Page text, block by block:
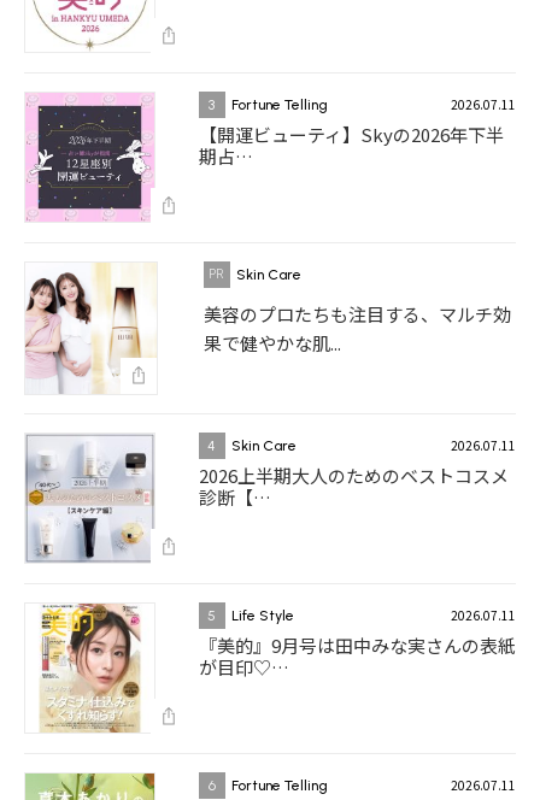
3 Fortune Telling 2026.07.11
【開運ビューティ】Skyの2026年下半
期占…
Skin Care
美容のプロたちも注目する、マルチ効
果で健やかな肌...
4 Skin Care 2026.07.11
2026上半期大人のためのベストコスメ
診断【…
5 Life Style 2026.07.11
『美的』9月号は田中みな実さんの表紙
が目印♡…
6 Fortune Telling 2026.07.11